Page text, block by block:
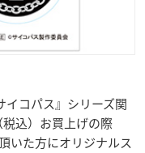
イコパス』シリーズ関
込）お買上げの際
いた方にオリジナルス